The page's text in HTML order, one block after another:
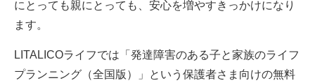
にとっても親にとっても、安心を増やすきっかけになり
ます。
LITALICOライフでは「発達障害のある子と家族のライフ
プランニング（全国版）」という保護者さま向けの無料